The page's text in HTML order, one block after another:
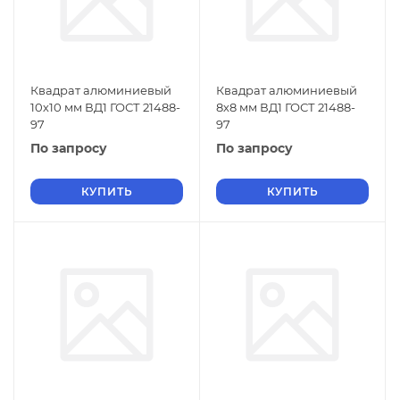
Квадрат алюминиевый
10х10 мм ВД1 ГОСТ 21488-
97
По запросу
КУПИТЬ
Квадрат алюминиевый
8х8 мм ВД1 ГОСТ 21488-
97
По запросу
КУПИТЬ